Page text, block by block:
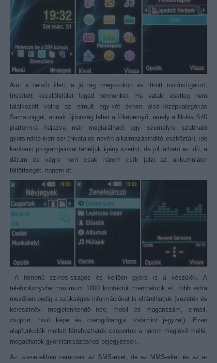
Ami a belsőt illeti, a jó rég megszokott és itt-ott módosítgatott,
frissített kezelőfelület fogad bennünket. Ha valaki esetleg nem
találkozott volna az elmúlt egy-két évben alsó-középkategóriás
Samsunggal, annak újdonság lehet a főképernyő, amely a Nokia S40
platformra hajazva már megtalálható egy személyre szabható
gyorsindító-ikon sor (hivatalos nevén alkalmazásindító eszköztár), ide
kedvenc programjainkat tehetjük igény szerint, de jól látható az idő, a
dátum és végre nem csak három csík jelzi az akkumulátor
töltöttségét, hanem öt.
A főmenü színes-szagos és kellően gyors is a készülék. A
telefonkönyvbe maximum 1000 kontaktot menthetünk el, több extra
mezőben pedig a szükséges információkat is eltárolhatjuk (vezeték és
keresztnév, megjelenítendő név, mobil és magánszám, e-mail,
csoport, hívó képe és csengőhangja, valamint jegyzet). Ezen
alapfunkciók mellett létrehozhatók csoportok a három meglévő mellé,
megadhatók gyorstárcsázáshoz bejegyzések.
Az üzenetekben nemcsak az SMS-eket, de az MMS-eket és az e-